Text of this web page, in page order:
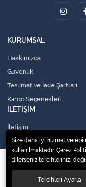
KURUMSAL
Hakkımızda
Güvenlik
Teslimat ve İade Şartları
Kargo Seçenekleri
İLETİŞİM
İletişim
© 2020Küresel Soğutma
Size daha iyi hizmet
kullanılmaktadır. Çerez
dilerseniz tercihlerinizi
Tercihleri Ayarla